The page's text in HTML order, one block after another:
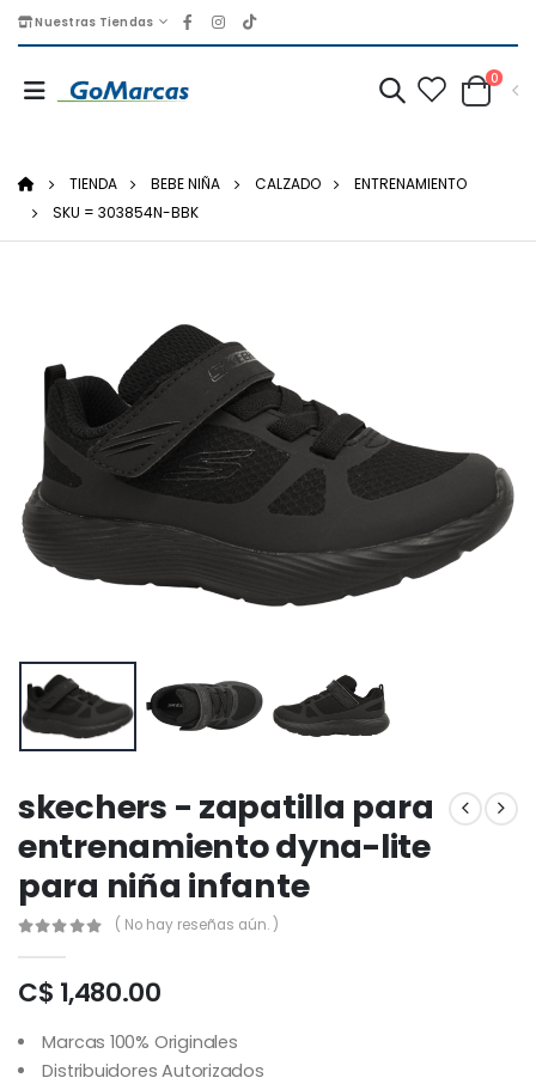
Nuestras Tiendas
0
TIENDA BEBE NIÑA CALZADO
ENTRENAMIENTO
SKU = 303854N-BBK
skechers - zapatilla para
entrenamiento dyna-lite
para niña infante
( No hay reseñas aún. )
C$ 1,480.00
Marcas 100% Originales
Distribuidores Autorizados